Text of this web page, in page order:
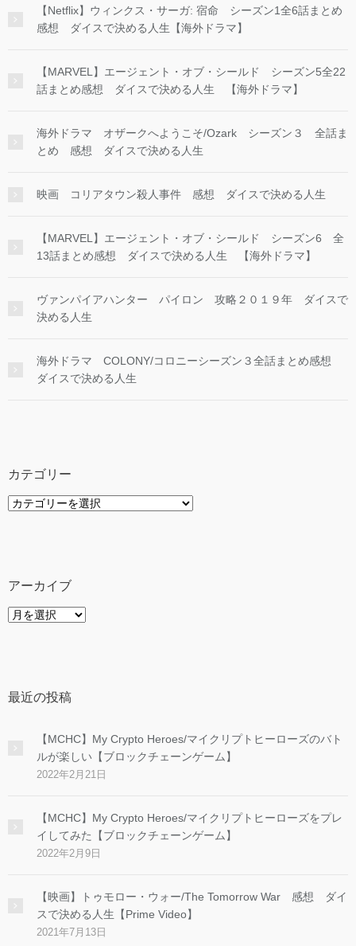
【Netflix】ウィンクス・サーガ: 宿命 シーズン1全6話まとめ
感想 ダイスで決める人生【海外ドラマ】
【MARVEL】エージェント・オブ・シールド シーズン5全22
話まとめ感想 ダイスで決める人生 【海外ドラマ】
海外ドラマ オザークへようこそ/Ozark シーズン３ 全話ま
とめ 感想 ダイスで決める人生
映画 コリアタウン殺人事件 感想 ダイスで決める人生
【MARVEL】エージェント・オブ・シールド シーズン6 全
13話まとめ感想 ダイスで決める人生 【海外ドラマ】
ヴァンパイアハンター パイロン 攻略２０１９年 ダイスで
決める人生
海外ドラマ COLONY/コロニーシーズン３全話まとめ感想
ダイスで決める人生
カテゴリー
カ
アーカイブ
ア
最近の投稿
【MCHC】My Crypto Heroes/マイクリプトヒーローズのバト
ルが楽しい【ブロックチェーンゲーム】
2022年2月21日
【MCHC】My Crypto Heroes/マイクリプトヒーローズをプレ
イしてみた【ブロックチェーンゲーム】
2022年2月9日
【映画】トゥモロー・ウォー/The Tomorrow War 感想 ダイ
スで決める人生【Prime Video】
2021年7月13日